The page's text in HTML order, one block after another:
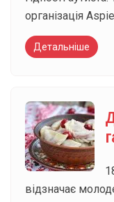
організація
Детальніше
відзначає